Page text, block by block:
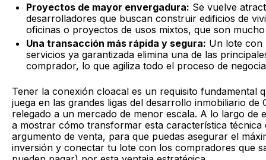
Proyectos de mayor envergadura: Se vuelve
desarrolladores que buscan construir edificios de
oficinas o proyectos de usos mixtos, que son
Una transacción más rápida y segura: Un lote con
servicios ya garantizada elimina una de las
comprador, lo que agiliza todo el proceso de
Tener la conexión cloacal es un requisito fundamental
juega en las grandes ligas del desarrollo inmobiliario de
relegado a un mercado de menor escala. A lo largo de
a mostrar cómo transformar esta característica técnica
argumento de venta, para que puedas asegurar el
inversión y conectar tu lote con los compradores que